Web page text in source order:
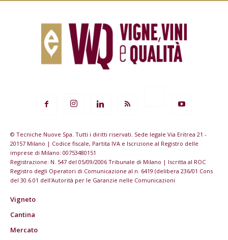
© Tecniche Nuove Spa. Tutti i diritti riservati. Sede legale Via Eritrea 21 -
20157 Milano | Codice fiscale, Partita IVA e Iscrizione al Registro delle
imprese di Milano: 00753480151
Registrazione: N. 547 del 05/09/2006 Tribunale di Milano | Iscritta al ROC
Registro degli Operatori di Comunicazione al n. 6419 (delibera 236/01 Cons
del 30.6.01 dell'Autorità per le Garanzie nelle Comunicazioni
Vigneto
Cantina
Mercato